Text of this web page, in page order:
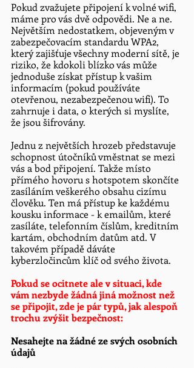
Pokud zvažujete připojení k volné wifi,
máme pro vás dvě odpovědi. Ne a ne.
Největším nedostatkem, objeveným v
zabezpečovacím standardu WPA2,
který zajišťuje všechny moderní sítě, je
riziko, že kdokoli blízko vás může
jednoduše získat přístup k vašim
informacím (pokud používáte
otevřenou, nezabezpečenou wifi). To
zahrnuje i data, o kterých si myslíte,
že jsou šifrovány.
Jednu z největších hrozeb představuje
schopnost útočníků vměstnat se mezi
vás a bod připojení. Takže místo
přímého hovoru s hotspotem skončíte
zasíláním veškerého obsahu cizímu
člověku. Ten má přístup ke každému
kousku informace - k emailům, které
zasíláte, telefonním číslům, kreditním
kartám, obchodním datům atd. V
takovém případě dáváte
kyberzločincům klíč od svého života.
Pokud se ocitnete ale v situaci, kde
vám nezbyde žádná jiná možnost než
se připojit, zde je pár typů, jak alespoň
trochu zvýšit bezpečnost:
Nesahejte na žádné ze svých osobních
údajů